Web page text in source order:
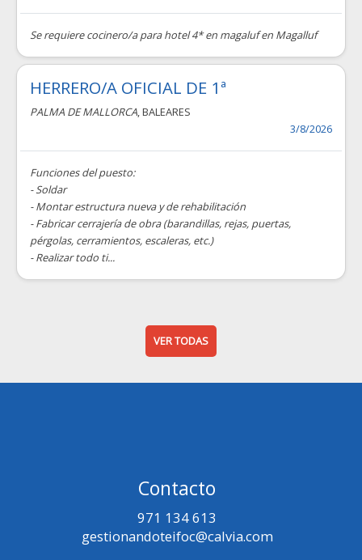
Se requiere cocinero/a para hotel 4* en magaluf en Magalluf
HERRERO/A OFICIAL DE 1ª
PALMA DE MALLORCA, BALEARES
3/8/2026
Funciones del puesto:
- Soldar
- Montar estructura nueva y de rehabilitación
- Fabricar cerrajería de obra (barandillas, rejas, puertas,
pérgolas, cerramientos, escaleras, etc.)
- Realizar todo ti...
VER TODAS
Contacto
971 134 613
gestionandoteifoc@calvia.com